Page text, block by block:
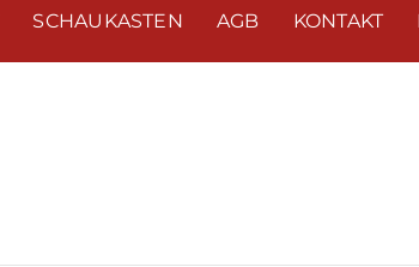
SCHAUKASTEN AGB KONTAKT